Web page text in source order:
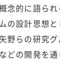
念的に語ら
の設計思想
野らの研究
どの開発を